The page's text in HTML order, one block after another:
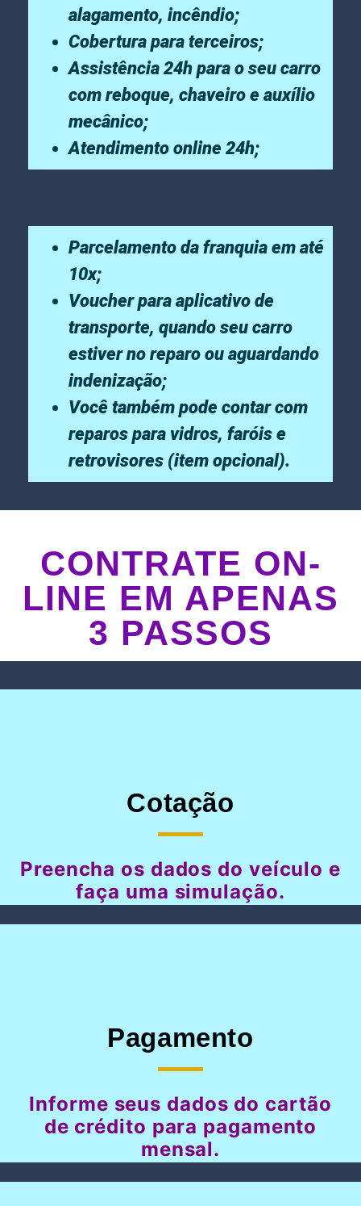
alagamento, incêndio;
Cobertura para terceiros;
Assistência 24h para o seu carro
com reboque, chaveiro e auxílio
mecânico;
Atendimento online 24h;
Parcelamento da franquia em até
10x;
Voucher para aplicativo de
transporte, quando seu carro
estiver no reparo ou aguardando
indenização;
Você também pode contar com
reparos para vidros, faróis e
retrovisores (item opcional).
CONTRATE ON-
LINE EM APENAS
3 PASSOS
Cotação
Preencha os dados do veículo e
faça uma simulação.
Pagamento
Informe seus dados do cartão
de crédito para pagamento
mensal.